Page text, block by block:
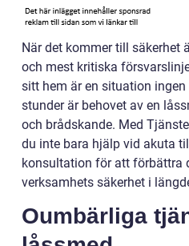
När det kommer till säkerhet
och mest kritiska
sitt hem är en situation
stunder är behovet av en
och brådskande. Med
du inte bara hjälp vid akuta
konsultation för att förbättra
verksamhets säkerhet i
Oumbärliga